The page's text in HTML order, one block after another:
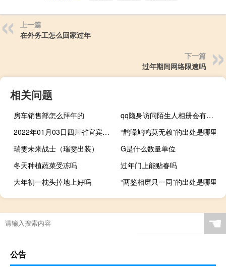
上一篇
在外务工怎么回家过年
下一篇
过年期间网络限速吗
相关问题
房车销售部怎么拜年的
qq隐身访问陌生人相册会有痕迹吗 qq隐身访问会有痕迹吗
2022年01月03日四川省宜宾疫情风险地区名单高、中、低风险数据消息
“鹊噪鸠鸣莫无赖”的出处是哪里
瑞雯未来战士（瑞雯出装）
G是什么数量单位
冬天种植蔬菜受冻吗
过年门上能贴春吗
大年初一枕头掉地上好吗
“两鉴相磨只一同”的出处是哪里
☚
公告